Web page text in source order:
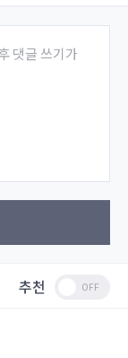
댓글 쓰기가
추천